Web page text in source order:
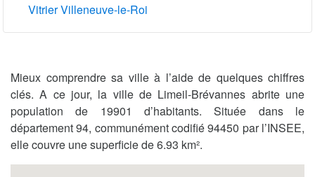
Vitrier Villeneuve-le-Roi
Mieux comprendre sa ville à l’aide de quelques chiffres
clés. A ce jour, la ville de Limeil-Brévannes abrite une
population de 19901 d’habitants. Située dans le
département 94, communément codifié 94450 par l’INSEE,
elle couvre une superficie de 6.93 km².